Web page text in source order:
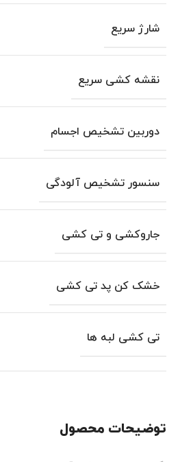
توضیحات محصول
شارژ سریع
نقشه کشی سریع
دوربین تشخیص اجسام
سنسور تشخیص آلودگی
جاروکشی و تی کشی
خشک کن پد تی کشی
تی کشی لبه ها